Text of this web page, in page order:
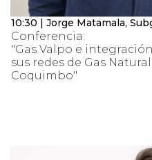
10:30 | Jorge Matamala,
Conferencia:
"Gas Valpo e
sus redes de Gas
Coquimbo"